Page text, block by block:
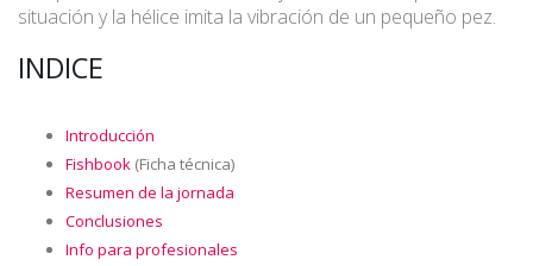
situación y la hélice imita la vibración de un pequeño pez.
INDICE
Introducción
Fishbook (Ficha técnica)
Resumen de la jornada
Conclusiones
Info para profesionales